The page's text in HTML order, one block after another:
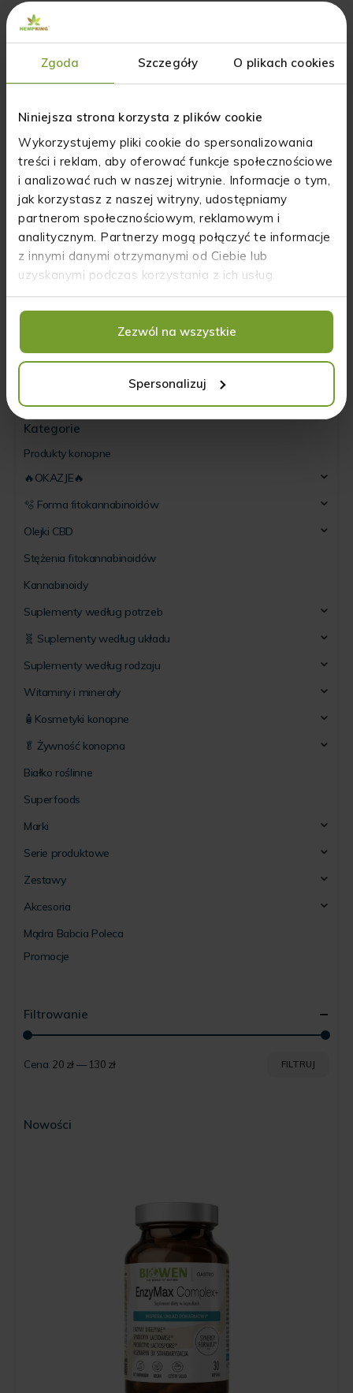
Zgoda Szczegóły O plikach cookies
Niniejsza strona korzysta z plików cookie
Wykorzystujemy pliki cookie do spersonalizowania
treści i reklam, aby oferować funkcje społecznościowe
i analizować ruch w naszej witrynie. Informacje o tym,
jak korzystasz z naszej witryny, udostępniamy
partnerom społecznościowym, reklamowym i
analitycznym. Partnerzy mogą połączyć te informacje
z innymi danymi otrzymanymi od Ciebie lub
uzyskanymi podczas korzystania z ich usług.
Zezwól na wszystkie
Spersonalizuj
-20%
Zestaw
suplementów na
stres
159.98 złPierwotna
cena
wynosiła:
159.98 zł.
127.98 zł
Aktualna
cena
DODAJ DO KOSZYKA
Naturalny
dezodorant w
kremie z CBD o
zapachu grejpfruta
i pomarańczy
HempKing krótki
termin ważności
55.99zł Pierwotna
35.27
cena
DOWIEDZ SIĘ WIĘCEJ
Kategorie
Produkty konopne
🔥OKAZJE🔥
🫧 Forma fitokannabinoidów
Olejki CBD
Stężenia fitokannabinoidów
Kannabinoidy
Suplementy według potrzeb
🧬 Suplementy według układu
Suplementy według rodzaju
Witaminy i minerały
🧴Kosmetyki konopne
🥬 Żywność konopna
Białko roślinne
Superfoods
Marki
Serie produktowe
Zestawy
Akcesoria
Mądra Babcia Poleca
Promocje
Filtrowanie
FILTRUJ
Cena: 20 zł— 130 zł
Nowości